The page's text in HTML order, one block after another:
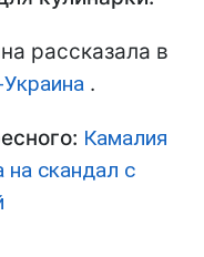
рассказала в
.
Камалия
на скандал с